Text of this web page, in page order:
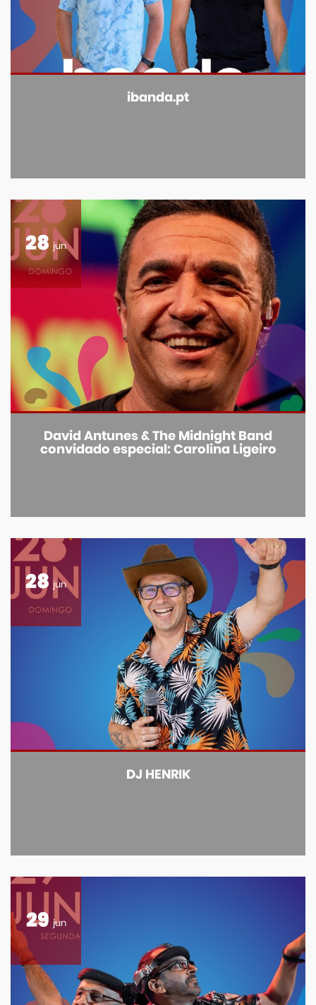
ibanda.pt
28 jun
David Antunes & The Midnight Band
convidado especial: Carolina Ligeiro
28 jun
DJ HENRIK
29 jun